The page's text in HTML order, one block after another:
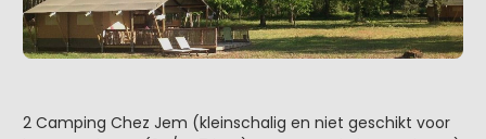
2 Camping Chez Jem (kleinschalig en niet geschikt voor